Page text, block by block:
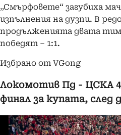
„Смърфовете“ загубиха
изпълнения на дузпи. В
продълженията двата
победят – 1:1.
Избрано от VGong
Локомотив Пд - ЦСКА
финал за купата, след